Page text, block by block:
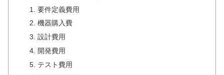
要件定義費用
機器購入費
設計費用
開発費用
テスト費用